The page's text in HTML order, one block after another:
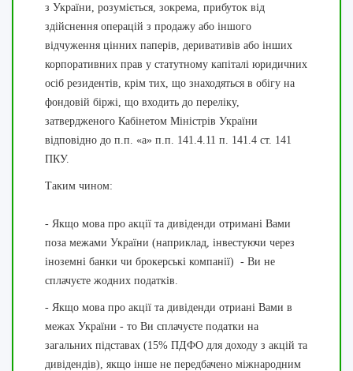
з України, розуміється, зокрема, прибуток від
здійснення операцій з продажу або іншого
відчуження цінних паперів, деривативів або інших
корпоративних прав у статутному капіталі юридичних
осіб резидентів, крім тих, що знаходяться в обігу на
фондовій біржі, що входить до переліку,
затвердженого Кабінетом Міністрів України
відповідно до п.п. «а» п.п. 141.4.11 п. 141.4 ст. 141
ПКУ.
Таким чином:
- Якщо мова про акції та дивіденди отримані Вами
поза межами України (наприклад, інвестуючи через
іноземні банки чи брокерські компанії) - Ви не
сплачуєте жодних податків.
- Якщо мова про акції та дивіденди отриані Вами в
межах України - то Ви сплачуєте податки на
загальних підставах (15% ПДФО для доходу з акцій та
дивідендів), якщо інше не передбачено міжнародним